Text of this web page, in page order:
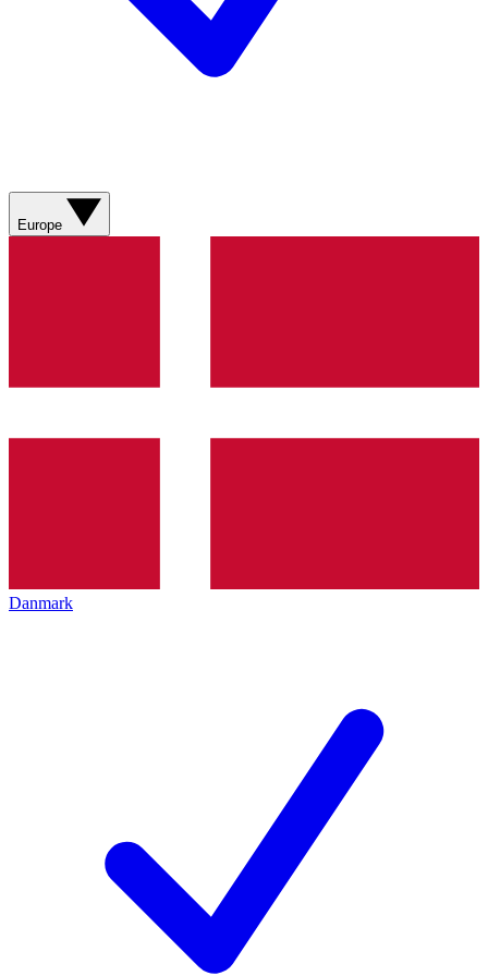
Europe
Danmark